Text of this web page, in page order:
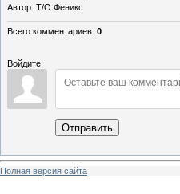
Автор: Т/О Феникс
Всего комментариев: 0
Войдите:
Отправить
Полная версия сайта